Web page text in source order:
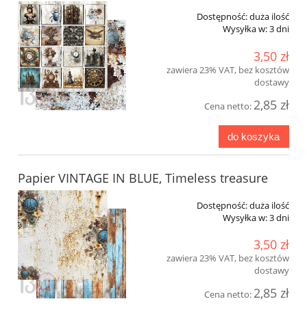
Dostępność:duża ilość
Wysyłka w:3 dni
3,50 zł
zawiera 23% VAT, bez kosztów
dostawy
Cena netto: 2,85 zł
do koszyka
Papier VINTAGE IN BLUE, Timeless treasure
Dostępność:duża ilość
Wysyłka w:3 dni
3,50 zł
zawiera 23% VAT, bez kosztów
dostawy
Cena netto: 2,85 zł